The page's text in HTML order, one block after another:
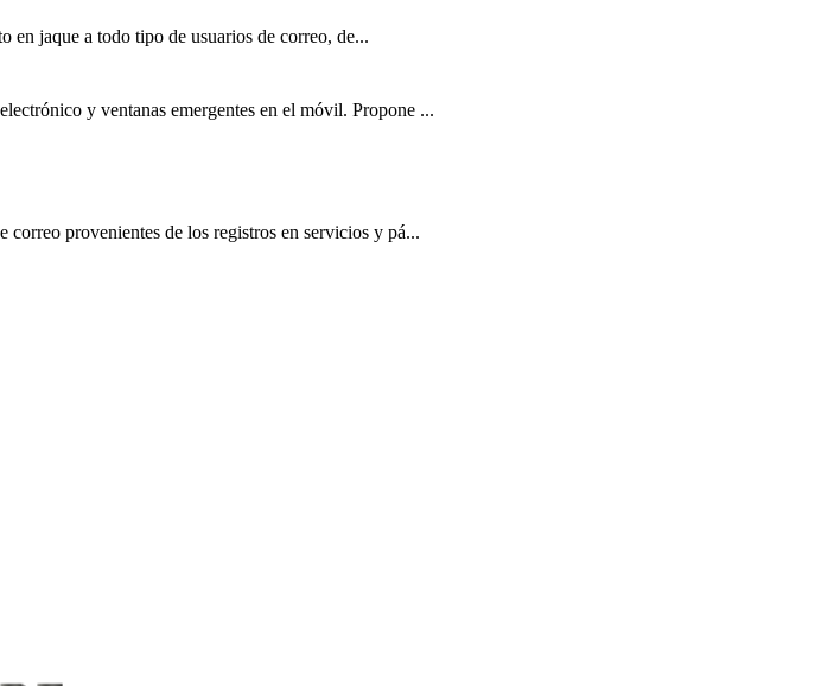
en jaque a todo tipo de usuarios de correo, de...
y ventanas emergentes en el móvil. Propone ...
provenientes de los registros en servicios y pá...